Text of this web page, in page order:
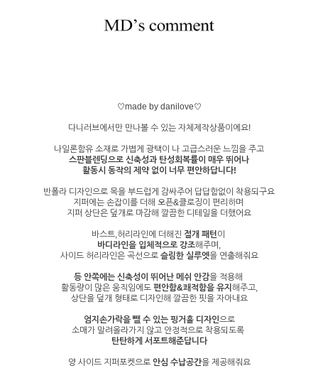
♡made by danilove♡
다니러브에서만 만나볼 수 있는 자체제작상품이에요!
나일론함유 소재로 가볍게 광택이 나 고급스러운 느낌을 주고
스판블렌딩으로 신축성과 탄성회복률이 매우 뛰어나
활동시 동작의 제약 없이 너무 편안하답니다!
반폴라 디자인으로 목을 부드럽게 감싸주어 답답함없이 착용되구요
지퍼에는 손잡이를 더해 오픈&클로징이 편리하며
지퍼 상단은 덮개로 마감해 깔끔한 디테일을 더했어요
바스트,허리라인에 더해진 절개 패턴이
바디라인을 입체적으로 강조해주며,
사이드 허리라인은 곡선으로 슬림한 실루엣을 연출해줘요
등 안쪽에는 신축성이 뛰어난 메쉬 안감을 적용해
활동량이 많은 움직임에도 편안함&쾌적함을 유지 해주고,
상단을 덮개 형태로 디자인해 깔끔한 핏을 자아내요
엄지손가락을 뺄 수 있는 핑거홀 디자인으로
소매가 말려올라가지 않고 안정적으로 착용되도록
탄탄하게 서포트해준답니다
양 사이드 지퍼포켓으로 안심 수납공간을 제공해줘요